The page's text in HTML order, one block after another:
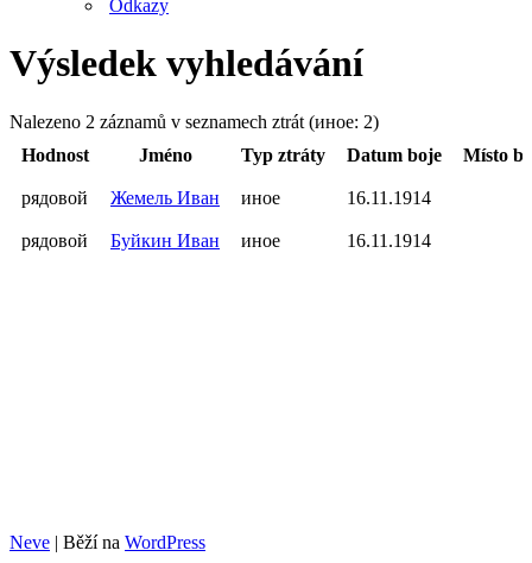
Odkazy
Výsledek vyhledávání
Nalezeno 2 záznamů v seznamech ztrát (иное: 2)
Hodnost
Jméno Typ ztráty Datum boje Místo
рядовой Жемель Иван иное 16.11.1914
рядовой Буйкин Иван иное 16.11.1914
Neve | Běží na WordPress